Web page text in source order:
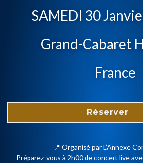
SAMEDI 30
Grand-Cabaret
France
Réserver
📍 Organisé par L’Annexe
Préparez-vous à 2h00 de concert live